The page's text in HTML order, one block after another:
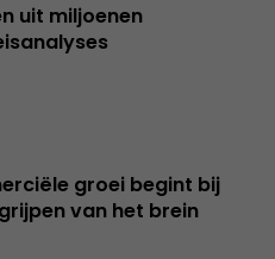
uit miljoenen
groei begint bij
van het brein